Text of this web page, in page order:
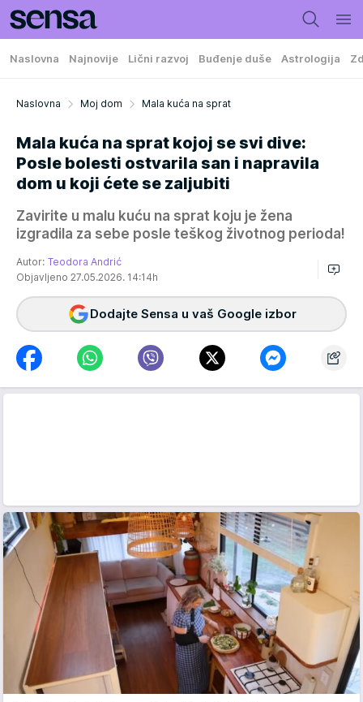
Naslovna Najnovije Lični razvoj Buđenje duše Astrologija
Naslovna Moj dom Mala kuća na sprat
Mala kuća na sprat kojoj se svi dive:
Posle bolesti ostvarila san i napravila
dom u koji ćete se zaljubiti
Zavirite u malu kuću na sprat koju je žena
izgradila za sebe posle teškog životnog perioda!
Autor: Teodora Andrić
Objavljeno 27.05.2026. 14:14h
Dodajte Sensa u vaš Google izbor